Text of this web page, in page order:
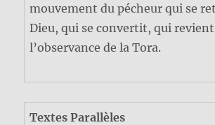
mouvement du pécheur qui se
Dieu, qui se convertit, qui revient
l’observance de la Tora.
Textes Parallèles